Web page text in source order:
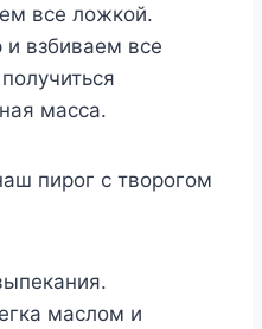
все ложкой.
взбиваем все
масса.
пирог с творогом
маслом и